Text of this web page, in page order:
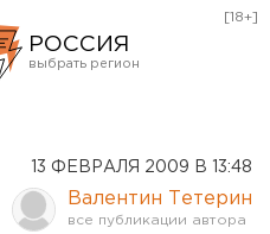
РОССИЯ
Курган
Оренбург
[18+]
13 ФЕВРАЛЯ 2009 В 13:48
Валентин Тетерин